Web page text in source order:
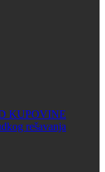
KUPOVINE
rešavanja